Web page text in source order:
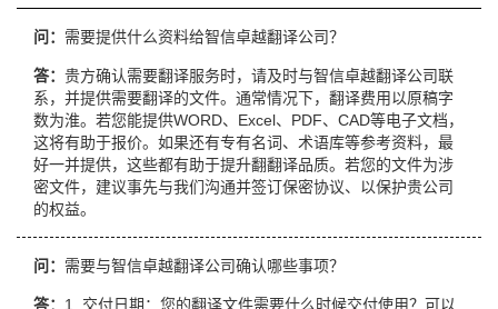
问： 需要提供什么资料给智信卓越翻译公司？
答： 贵方确认需要翻译服务时，请及时与智信卓越翻译公司联
系，并提供需要翻译的文件。通常情况下，翻译费用以原稿字
数为淮。若您能提供WORD、Excel、PDF、CAD等电子文档，
这将有助于报价。如果还有专有名词、术语库等参考资料，最
好一并提供，这些都有助于提升翻翻译品质。若您的文件为涉
密文件，建议事先与我们沟通并签订保密协议、以保护贵公司
的权益。
问： 需要与智信卓越翻译公司确认哪些事项？
答： 1. 交付日期：您的翻译文件需要什么时候交付使用？可以